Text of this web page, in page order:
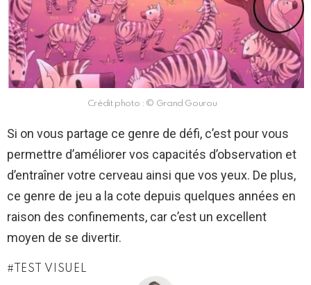
Crédit photo : © Grand Gourou
Si on vous partage ce genre de défi, c’est pour vous
permettre d’améliorer vos capacités d’observation et
d’entraîner votre cerveau ainsi que vos yeux. De plus,
ce genre de jeu a la cote depuis quelques années en
raison des confinements, car c’est un excellent
moyen de se divertir.
TEST VISUEL